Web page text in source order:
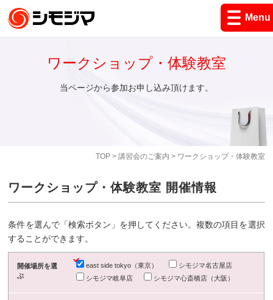
Menu
TOP> 講習会のご案内 > ワークショップ・体験教室
ワークショップ・体験教室
当ページから参加お申し込み頂けます。
ワークショップ・体験教室 開催情報
条件を選んで「検索ボタン」を押してください。複数の項目を選択
することができます。
開催場所を選
ぶ
east side tokyo（東京）
シモジマ名古屋店
シモジマ岐阜店
シモジマ心斎橋店（大阪）